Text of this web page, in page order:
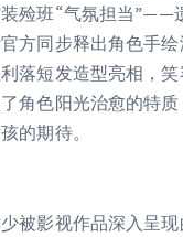
殓班“气氛担当”——
方同步释出角色手
落短发造型亮相，
角色阳光治愈的特
的期待。
被影视作品深入呈